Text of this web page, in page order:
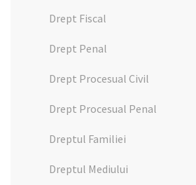
Drept Fiscal
Drept Penal
Drept Procesual Civil
Drept Procesual Penal
Dreptul Familiei
Dreptul Mediului